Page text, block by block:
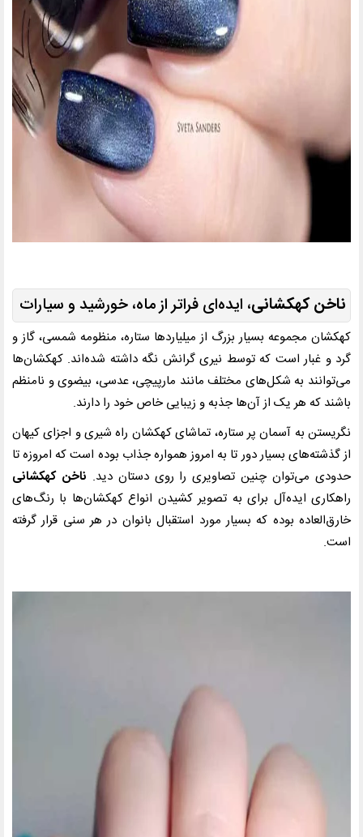
ناخن کهکشانی، ایده‌ای فراتر از ماه، خورشید و سیارات
کهکشان مجموعه بسیار بزرگ از میلیاردها ستاره، منظومه شمسی، گاز و
گرد و غبار است که توسط نیری گرانش نگه داشته شده‌اند. کهکشان‌ها
می‌توانند به شکل‌های مختلف مانند مارپیچی، عدسی، بیضوی و نامنظم
باشند که هر یک از آن‌ها جذبه و زیبایی خاص خود را دارند.
نگریستن به آسمان پر ستاره، تماشای کهکشان‌ راه شیری و اجزای کیهان
از گذشته‌های بسیار دور تا به امروز همواره جذاب بوده است که امروزه تا
حدودی می‌توان چنین تصاویری را روی دستان دید. ناخن کهکشانی
راهکاری ایده‌آل برای به تصویر کشیدن انواع کهکشان‌ها با رنگ‌های
خارق‌العاده بوده که بسیار مورد استقبال بانوان در هر سنی قرار گرفته
است.